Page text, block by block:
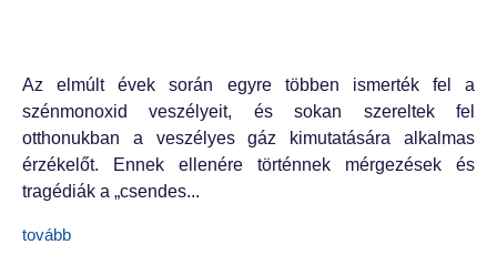
Az elmúlt évek során egyre többen ismerték fel a
szénmonoxid veszélyeit, és sokan szereltek fel
otthonukban a veszélyes gáz kimutatására alkalmas
érzékelőt. Ennek ellenére történnek mérgezések és
tragédiák a „csendes...
tovább